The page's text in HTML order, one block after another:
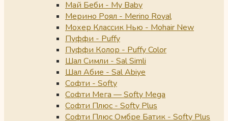
Май Беби - My Baby
Мерино Роял - Merino Royal
Мохер Классик Нью - Mohair New
Пуффи - Puffy
Пуффи Колор - Puffy Color
Шал Симли - Sal Simli
Шал Абие - Sal Abiye
Софти - Softy
Софти Мега — Softy Mega
Софти Плюс - Softy Plus
Софти Плюс Омбре Батик - Softy Plus